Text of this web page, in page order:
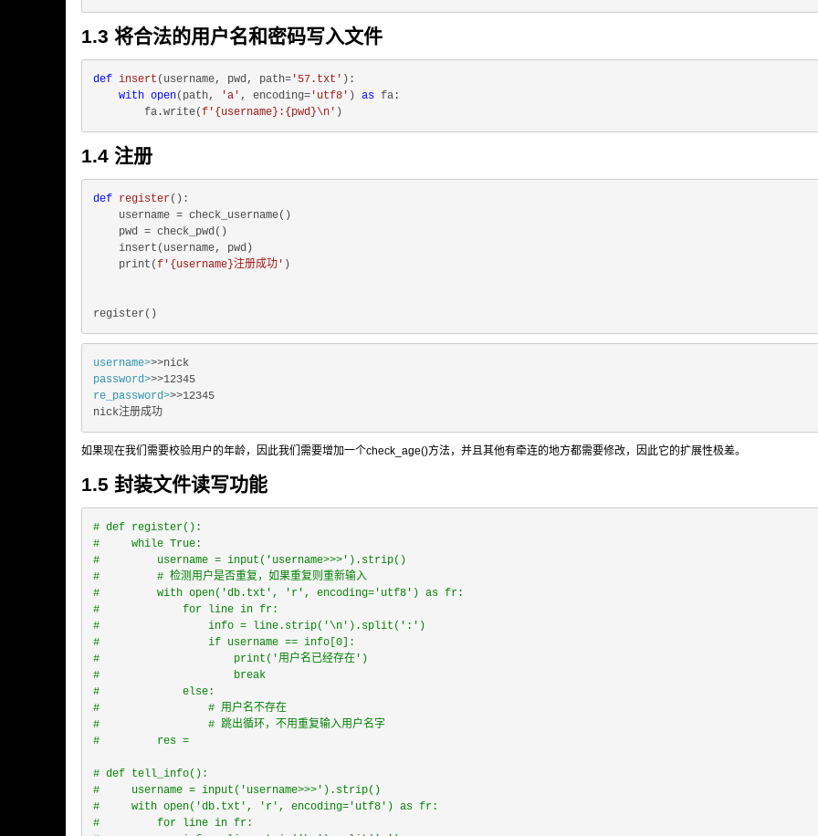
1.3 将合法的用户名和密码写入文件
def insert ( username, pwd, path= '57.txt' ):
with open(path, 'a' , encoding= 'utf8' ) as fa:
        fa.write(
f' {username} : {pwd}\n'
1.4 注册
def register():
    username = check_username()
    pwd = check_pwd()
    insert(username, pwd)
    print(
f' {username}注册成功' )
username>>>nick
password>>>12345
re_password>>>12345
如果现在我们需要校验用户的年龄，因此我们需要增加一个check_age()方法，并且其他有牵连的地方都需要修改，因此它的扩展性极差。
1.5 封装文件读写功能
# def register():
#     while True:
#         username = input('username>>>').strip()
#         # 检测用户是否重复，如果重复则重新输入
#         with open('db.txt', 'r', encoding='utf8') as fr:
#             for line in fr:
#                 info = line.strip('\n').split(':')
#                 if username == info[0]:
#                     print('用户名已经存在')
#                     break
#             else:
#                 # 用户名不存在
#                 # 跳出循环，不用重复输入用户名字
#         res =
# def tell_info():
#     username = input('username>>>').strip()
#     with open('db.txt', 'r', encoding='utf8') as fr:
#         for line in fr: